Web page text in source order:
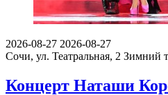
2026-08-27 2026-08-27
Сочи, ул. Театральная, 2 Зимний
Концерт Наташи